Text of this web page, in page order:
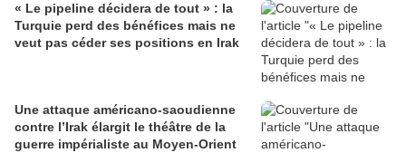
« Le pipeline décidera de tout » : la
Turquie perd des bénéfices mais ne
veut pas céder ses positions en Irak
Une attaque américano-saoudienne
contre l’Irak élargit le théâtre de la
guerre impérialiste au Moyen-Orient